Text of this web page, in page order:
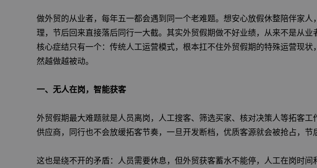
做外贸的从业者，每年五一都会遇到同一个老难题。想安心放假休整陪伴家
理，节后回来直接落后同行一大截。其实外贸假期做不好业绩，从来不是从业
核心症结只有一个：传统人工运营模式，根本扛不住外贸假期的特殊运营现
然越做越被动。
一、无人在岗，智能获客
外贸假期最大难题就是人员离岗，人工搜客、筛选买家、核对决策人等拓客
供应商，同行也不会放缓拓客节奏，一旦开发断档，优质客源就会被抢占，节
这也是绕不开的矛盾：人员需要休息，但外贸获客蓄水不能停，人工在岗时